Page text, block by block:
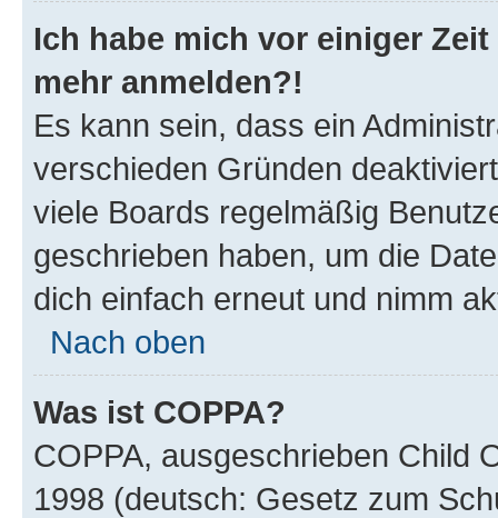
Ich habe mich vor einiger
mehr anmelden?!
Es kann sein, dass ein
verschieden Gründen
viele Boards regelmäßig
geschrieben haben, um die
dich einfach erneut und nimm
Nach oben
Was ist COPPA?
COPPA, ausgeschrieben Child
1998 (deutsch: Gesetz zum